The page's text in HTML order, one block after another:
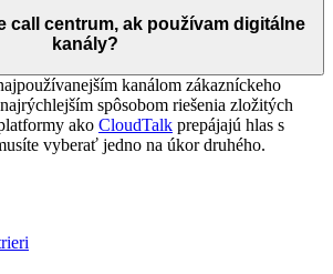
call centrum, ak používam digitálne
kanály?
kanálom zákazníckeho
spôsobom riešenia zložitých
ako CloudTalk prepájajú hlas s
vyberať jedno na úkor druhého.